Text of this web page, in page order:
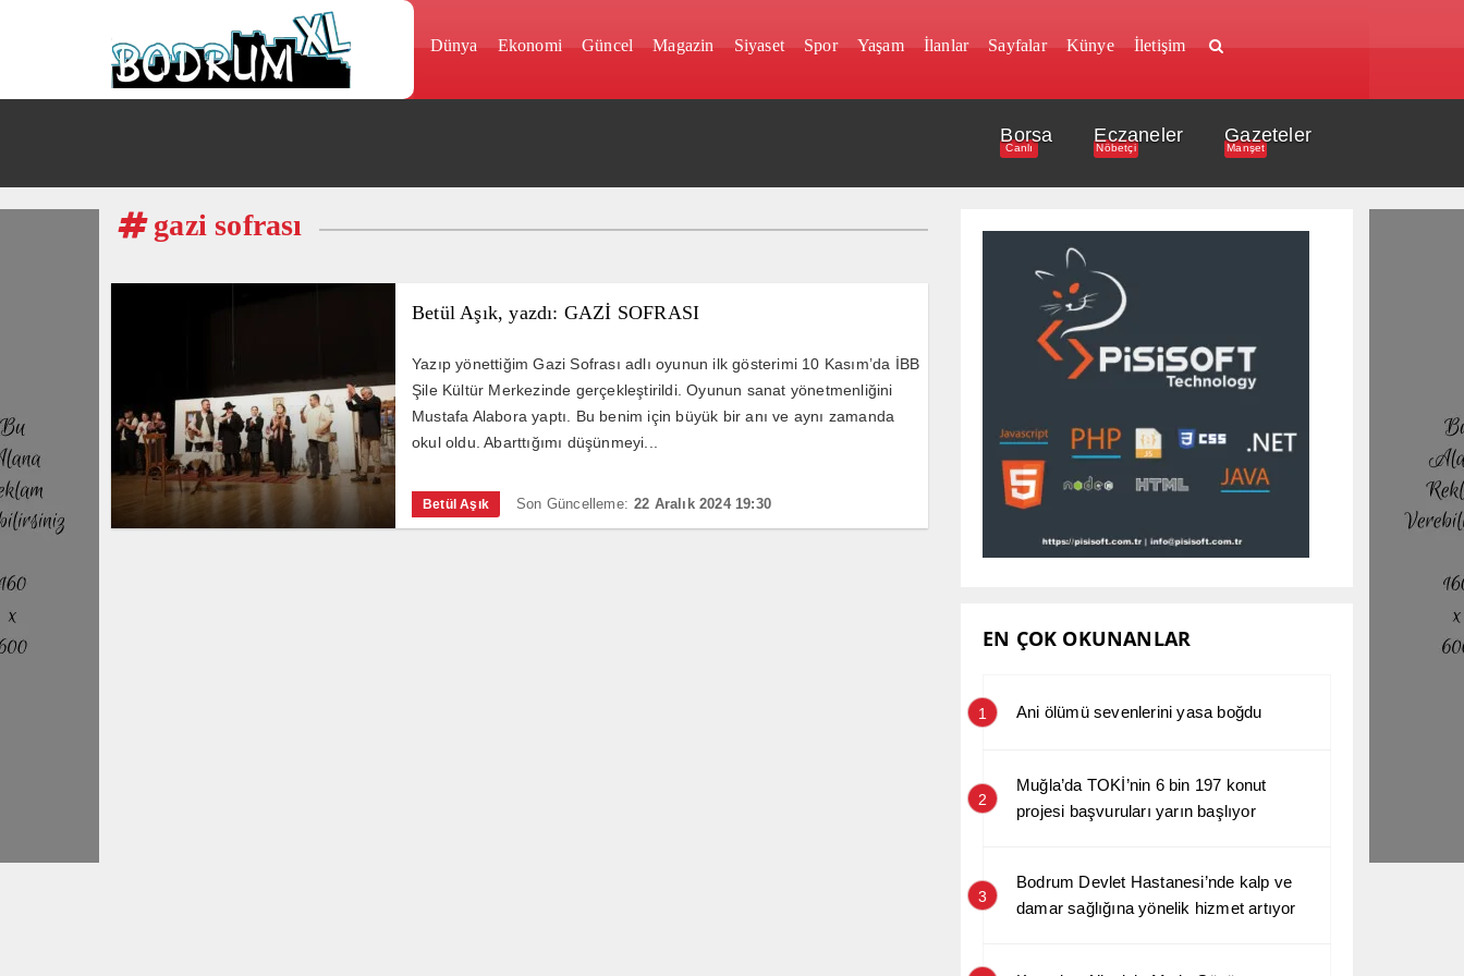
Dünya Ekonomi Güncel Magazin Siyaset Spor Yaşam İlanlar Sayfalar Künye İletişim
Borsa
Canlı
Eczaneler
Nöbetçi
Gazeteler
Manşet
gazi sofrası
Betül Aşık, yazdı: GAZİ SOFRASI
Yazıp yönettiğim Gazi Sofrası adlı oyunun ilk gösterimi 10 Kasım’da İBB
Şile Kültür Merkezinde gerçekleştirildi. Oyunun sanat yönetmenliğini
Mustafa Alabora yaptı. Bu benim için büyük bir anı ve aynı zamanda
okul oldu. Abarttığımı düşünmeyi...
Betül Aşık Son Güncelleme: 22 Aralık 2024 19:30
EN ÇOK OKUNANLAR
1 Ani ölümü sevenlerini yasa boğdu
2
Muğla’da TOKİ’nin 6 bin 197 konut
projesi başvuruları yarın başlıyor
3
Bodrum Devlet Hastanesi’nde kalp ve
damar sağlığına yönelik hizmet artıyor